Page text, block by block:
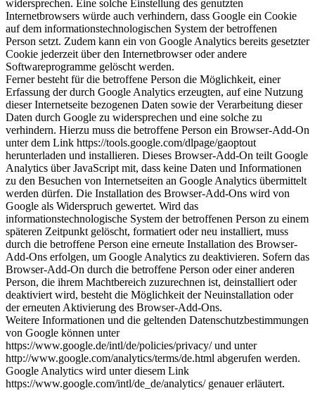
widersprechen. Eine solche Einstellung des genutzten
Internetbrowsers würde auch verhindern, dass Google ein Cookie
auf dem informationstechnologischen System der betroffenen
Person setzt. Zudem kann ein von Google Analytics bereits gesetzter
Cookie jederzeit über den Internetbrowser oder andere
Softwareprogramme gelöscht werden.
Ferner besteht für die betroffene Person die Möglichkeit, einer
Erfassung der durch Google Analytics erzeugten, auf eine Nutzung
dieser Internetseite bezogenen Daten sowie der Verarbeitung dieser
Daten durch Google zu widersprechen und eine solche zu
verhindern. Hierzu muss die betroffene Person ein Browser-Add-On
unter dem Link https://tools.google.com/dlpage/gaoptout
herunterladen und installieren. Dieses Browser-Add-On teilt Google
Analytics über JavaScript mit, dass keine Daten und Informationen
zu den Besuchen von Internetseiten an Google Analytics übermittelt
werden dürfen. Die Installation des Browser-Add-Ons wird von
Google als Widerspruch gewertet. Wird das
informationstechnologische System der betroffenen Person zu einem
späteren Zeitpunkt gelöscht, formatiert oder neu installiert, muss
durch die betroffene Person eine erneute Installation des Browser-
Add-Ons erfolgen, um Google Analytics zu deaktivieren. Sofern das
Browser-Add-On durch die betroffene Person oder einer anderen
Person, die ihrem Machtbereich zuzurechnen ist, deinstalliert oder
deaktiviert wird, besteht die Möglichkeit der Neuinstallation oder
der erneuten Aktivierung des Browser-Add-Ons.
Weitere Informationen und die geltenden Datenschutzbestimmungen
von Google können unter
https://www.google.de/intl/de/policies/privacy/ und unter
http://www.google.com/analytics/terms/de.html abgerufen werden.
Google Analytics wird unter diesem Link
https://www.google.com/intl/de_de/analytics/ genauer erläutert.